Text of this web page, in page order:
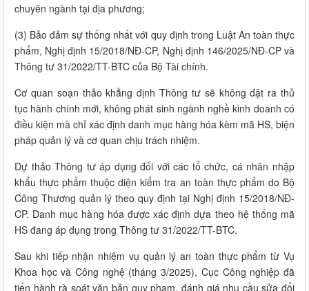
chuyên ngành tại địa phương;
(3) Bảo đảm sự thống nhất với quy định trong Luật An toàn thực
phẩm, Nghị định 15/2018/NĐ-CP, Nghị định 146/2025/NĐ-CP và
Thông tư 31/2022/TT-BTC của Bộ Tài chính.
Cơ quan soạn thảo khẳng định Thông tư sẽ không đặt ra thủ
tục hành chính mới, không phát sinh ngành nghề kinh doanh có
điều kiện mà chỉ xác định danh mục hàng hóa kèm mã HS, biện
pháp quản lý và cơ quan chịu trách nhiệm.
Dự thảo Thông tư áp dụng đối với các tổ chức, cá nhân nhập
khẩu thực phẩm thuộc diện kiểm tra an toàn thực phẩm do Bộ
Công Thương quản lý theo quy định tại Nghị định 15/2018/NĐ-
CP. Danh mục hàng hóa được xác định dựa theo hệ thống mã
HS đang áp dụng trong Thông tư 31/2022/TT-BTC.
Sau khi tiếp nhận nhiệm vụ quản lý an toàn thực phẩm từ Vụ
Khoa học và Công nghệ (tháng 3/2025), Cục Công nghiệp đã
tiến hành rà soát văn bản quy phạm, đánh giá nhu cầu sửa đổi